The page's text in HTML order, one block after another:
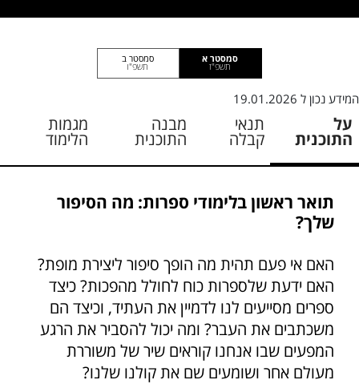
סמסטר א
תשפ"ז
סמסטר ב
תשפ"ו
המידע נכון ל 19.01.2026
על
התוכנית
תנאי
קבלה
מבנה
התוכנית
מגמות
הלימוד
תואר ראשון בלימודי ספרות: מה הסיפור
שלך?
האם אי פעם תהית מה הופך סיפור ליצירת מופת?
האם ידעת שלספרות כוח לחולל מהפכות? כיצד
ספרים מסייעים לנו לדמיין את העתיד, וכיצד הם
משכתבים את העבר? ומה יכול להסביר את הרגע
המפעים שבו אנחנו קוראים שיר של משוררת
מעולם אחר ושומעים שם את קולנו שלנו?